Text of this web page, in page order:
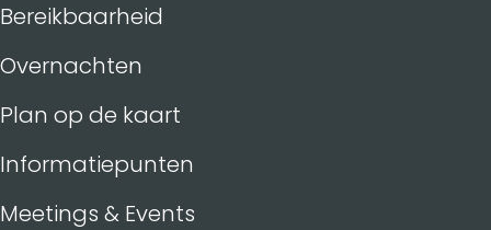
Bereikbaarheid
Overnachten
Plan op de kaart
Informatiepunten
Meetings & Events